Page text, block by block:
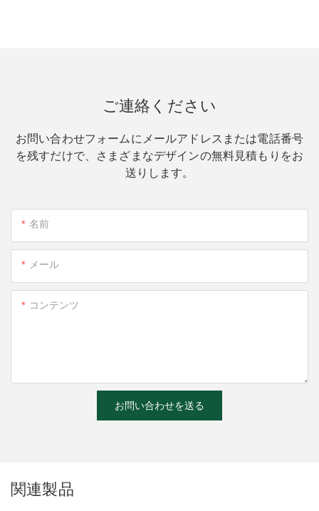
ご連絡ください
お問い合わせフォームにメールアドレスまたは電話番号
を残すだけで、さまざまなデザインの無料見積もりをお
送りします。
名前
メール
コンテンツ
お問い合わせを送る
関連製品